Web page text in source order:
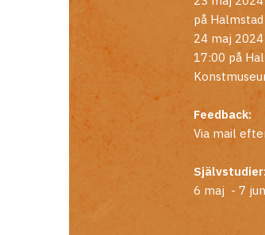
på
24 maj
17:00 på
Feedback:
Via mail
Självstudier:
6 maj - 7